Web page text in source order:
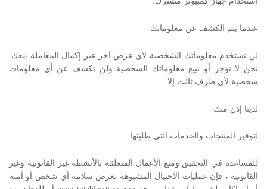
عندما يتم الكشف عن معلوماتك
لن نستخدم معلوماتك الشخصية لأي غرض آخر غير إكمال المعاملة معك.
نحن لا نؤجر أو نبيع معلوماتك الشخصية ولن نكشف عن أي معلومات
شخصية لأي طرف ثالث إلا
لدينا إذن منك
لتوفير المنتجات والخدمات التي طلبتها
للمساعدة في التحقيق ومنع الأعمال المتعلقة بالأنشطة غير القانونية وغير
القانونية ، فإن عمليات الاحتيال المشبوهة تعرض سلامة أي شخص أو أمنه